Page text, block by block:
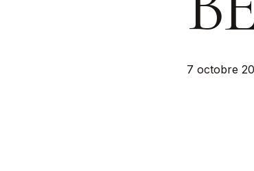
7 octobre